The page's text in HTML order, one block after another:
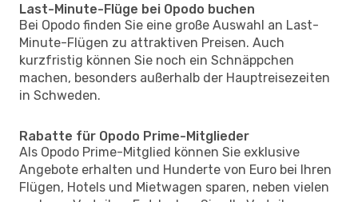
Last-Minute-Flüge bei Opodo buchen
Bei Opodo finden Sie eine große Auswahl an Last-
Minute-Flügen zu attraktiven Preisen. Auch
kurzfristig können Sie noch ein Schnäppchen
machen, besonders außerhalb der Hauptreisezeiten
in Schweden.
Rabatte für Opodo Prime-Mitglieder
Als Opodo Prime-Mitglied können Sie exklusive
Angebote erhalten und Hunderte von Euro bei Ihren
Flügen, Hotels und Mietwagen sparen, neben vielen